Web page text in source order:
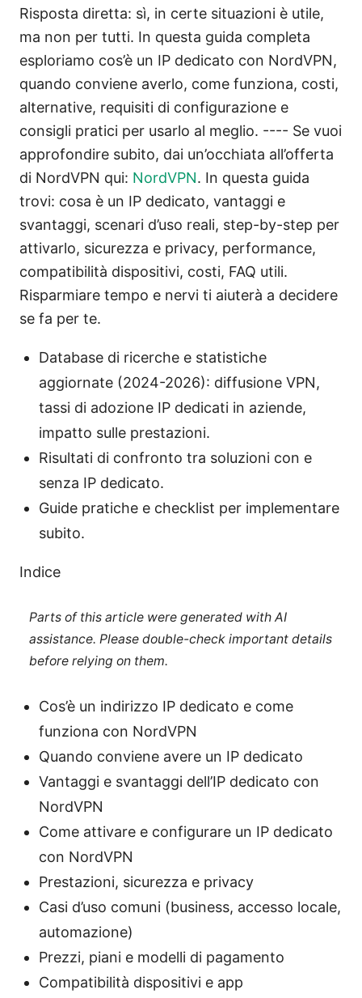
Risposta diretta: sì, in certe situazioni è utile,
ma non per tutti. In questa guida completa
esploriamo cos’è un IP dedicato con NordVPN,
quando conviene averlo, come funziona, costi,
alternative, requisiti di configurazione e
consigli pratici per usarlo al meglio. ---- Se vuoi
approfondire subito, dai un’occhiata all’offerta
di NordVPN qui: NordVPN. In questa guida
trovi: cosa è un IP dedicato, vantaggi e
svantaggi, scenari d’uso reali, step-by-step per
attivarlo, sicurezza e privacy, performance,
compatibilità dispositivi, costi, FAQ utili.
Risparmiare tempo e nervi ti aiuterà a decidere
se fa per te.
Database di ricerche e statistiche
aggiornate (2024-2026): diffusione VPN,
tassi di adozione IP dedicati in aziende,
impatto sulle prestazioni.
Risultati di confronto tra soluzioni con e
senza IP dedicato.
Guide pratiche e checklist per implementare
subito.
Indice
Parts of this article were generated with AI
assistance. Please double-check important details
before relying on them.
Cos’è un indirizzo IP dedicato e come
funziona con NordVPN
Quando conviene avere un IP dedicato
Vantaggi e svantaggi dell’IP dedicato con
NordVPN
Come attivare e configurare un IP dedicato
con NordVPN
Prestazioni, sicurezza e privacy
Casi d’uso comuni (business, accesso locale,
automazione)
Prezzi, piani e modelli di pagamento
Compatibilità dispositivi e app